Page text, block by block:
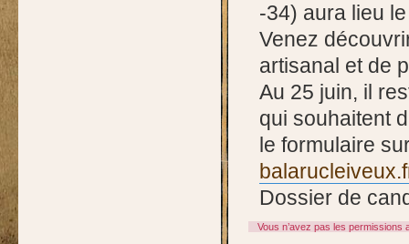
-34) aura lieu
Venez
artisanal et de
Au 25 juin, il
qui souhaitent
le formulaire
Dossier de
Vous n’avez pas les